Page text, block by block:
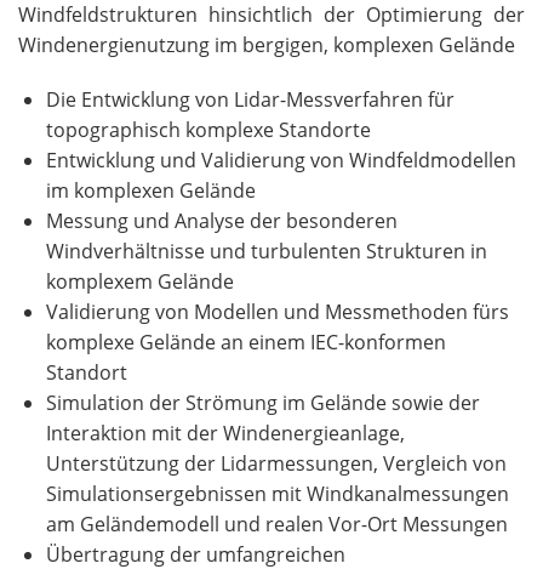
Windfeldstrukturen hinsichtlich der Optimierung der
Windenergienutzung im bergigen, komplexen Gelände
Die Entwicklung von Lidar-Messverfahren für
topographisch komplexe Standorte
Entwicklung und Validierung von Windfeldmodellen
im komplexen Gelände
Messung und Analyse der besonderen
Windverhältnisse und turbulenten Strukturen in
komplexem Gelände
Validierung von Modellen und Messmethoden fürs
komplexe Gelände an einem IEC-konformen
Standort
Simulation der Strömung im Gelände sowie der
Interaktion mit der Windenergieanlage,
Unterstützung der Lidarmessungen, Vergleich von
Simulationsergebnissen mit Windkanalmessungen
am Geländemodell und realen Vor-Ort Messungen
Übertragung der umfangreichen